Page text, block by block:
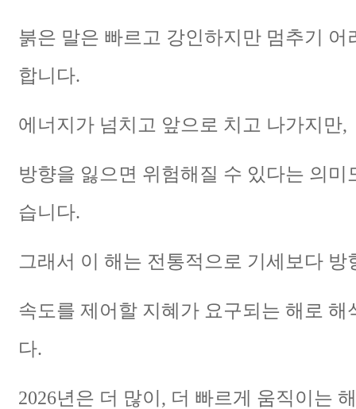
붉은 말은 빠르고 강인하지만 멈추기 어
합니다.
에너지가 넘치고 앞으로 치고 나가지만,
방향을 잃으면 위험해질 수 있다는 의미
습니다.
그래서 이 해는 전통적으로 기세보다 방
속도를 제어할 지혜가 요구되는 해로 해
다.
2026년은 더 많이, 더 빠르게 움직이는